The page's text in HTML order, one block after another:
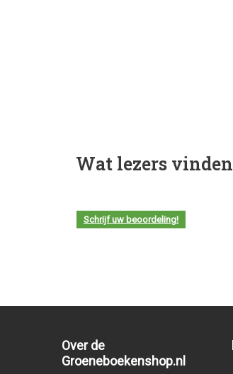
Wat lezers vinden
Schrijf uw beoordeling!
Over de
Groeneboekenshop.nl